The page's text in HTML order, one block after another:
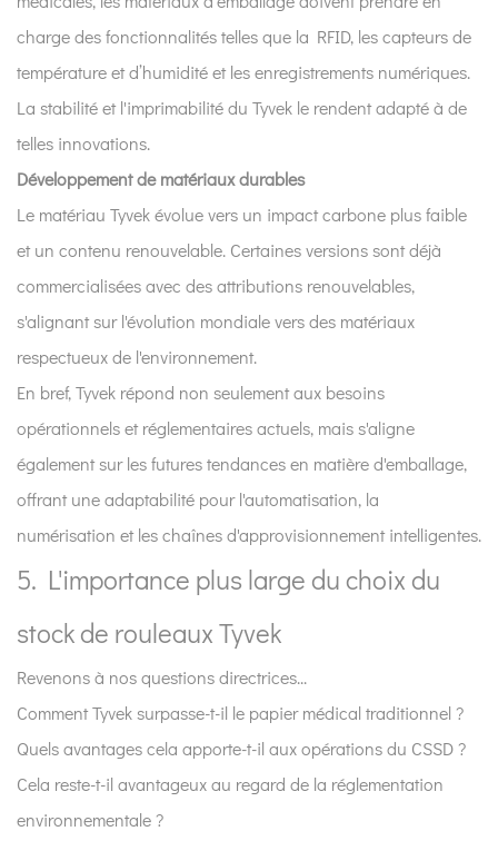
charge des fonctionnalités telles que la RFID, les capteurs de
température et d’humidité et les enregistrements numériques.
La stabilité et l'imprimabilité du Tyvek le rendent adapté à de
telles innovations.
Développement de matériaux durables
Le matériau Tyvek évolue vers un impact carbone plus faible
et un contenu renouvelable. Certaines versions sont déjà
commercialisées avec des attributions renouvelables,
s'alignant sur l'évolution mondiale vers des matériaux
respectueux de l'environnement.
En bref, Tyvek répond non seulement aux besoins
opérationnels et réglementaires actuels, mais s'aligne
également sur les futures tendances en matière d'emballage,
offrant une adaptabilité pour l'automatisation, la
numérisation et les chaînes d'approvisionnement intelligentes.
5. L'importance plus large du choix du
stock de rouleaux Tyvek
Revenons à nos questions directrices...
Comment Tyvek surpasse-t-il le papier médical traditionnel ?
Quels avantages cela apporte-t-il aux opérations du CSSD ?
Cela reste-t-il avantageux au regard de la réglementation
environnementale ?